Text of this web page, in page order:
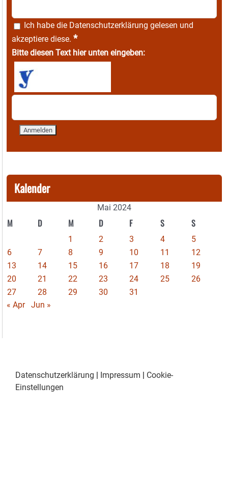
Ich habe die Datenschutzerklärung gelesen und
akzeptiere diese. *
Bitte diesen Text hier unten eingeben:
Kalender
Mai 2024
M D M D F S S
1 2 3 4
5
6
7 8 9 10 11
12
13
14 15 16 17 18
19
20
21 22 23 24 25
26
27
28 29 30
31
« Apr
Jun »
Datenschutzerklärung Impressum
Cookie-
Einstellungen